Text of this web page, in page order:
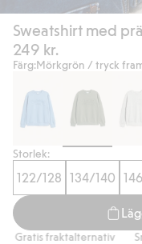
Sweatshirt med
249 kr.
Färg:Mörkgrön / tryck
Storlek:
122/128 134/140
fraktalternativ